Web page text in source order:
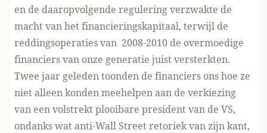
en de daaropvolgende regulering verzwakte de
macht van het financieringskapitaal, terwijl de
reddingsoperaties van 2008-2010 de overmoedige
financiers van onze generatie juist versterkten.
Twee jaar geleden toonden de financiers ons hoe ze
niet alleen konden meehelpen aan de verkiezing
van een volstrekt plooibare president van de VS,
ondanks wat anti-Wall Street retoriek van zijn kant,